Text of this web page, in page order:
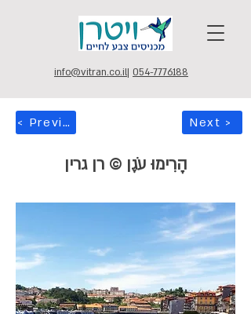
info@vitran.co.il| 054-7776188
< Previous Next >
הָרִימוּ עֹגֶן © רן גרין